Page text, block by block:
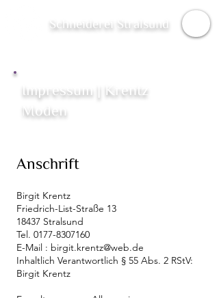
Schneiderei Stralsund
Impressum | Krentz
Moden
Anschrift
Birgit Krentz
Friedrich-List-Straße 13
18437 Stralsund
Tel. 0177-8307160
E-Mail : birgit.krentz@web.de
Inhaltlich Verantwortlich § 55 Abs. 2 RStV:
Birgit Krentz